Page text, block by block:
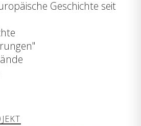
Geschichte seit